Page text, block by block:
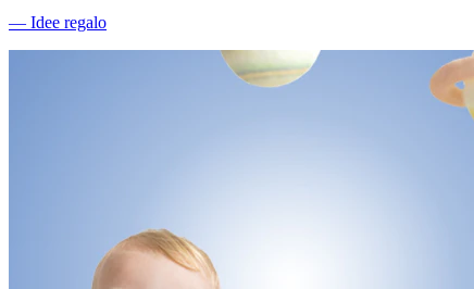
― Idee regalo